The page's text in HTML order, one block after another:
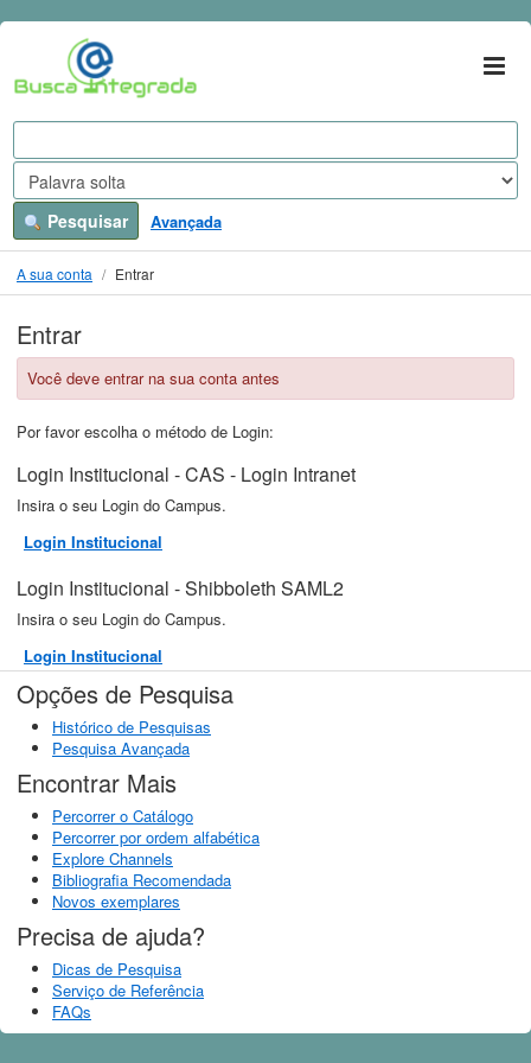
Ir para o conteúdo
VuFind
Pesquisar Avançada
A sua conta Entrar
Entrar
Você deve entrar na sua conta antes
Por favor escolha o método de Login:
Login Institucional - CAS - Login Intranet
Insira o seu Login do Campus.
Login Institucional
Login Institucional - Shibboleth SAML2
Insira o seu Login do Campus.
Login Institucional
Opções de Pesquisa
Histórico de Pesquisas
Pesquisa Avançada
Encontrar Mais
Percorrer o Catálogo
Percorrer por ordem alfabética
Explore Channels
Bibliografia Recomendada
Novos exemplares
Precisa de ajuda?
Dicas de Pesquisa
Serviço de Referência
FAQs